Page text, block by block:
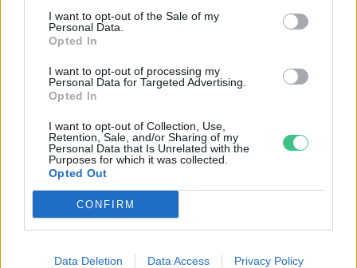
I want to opt-out of the Sale of my
Personal Data.
Opted In
I want to opt-out of processing my
Personal Data for Targeted Advertising.
Opted In
I want to opt-out of Collection, Use,
Retention, Sale, and/or Sharing of my
Personal Data that Is Unrelated with the
Purposes for which it was collected.
Opted Out
CONFIRM
Data Deletion Data Access Privacy Policy
[1] S. Jasechkoet al., “Rapid groundwater decline and some cases of
recovery in aquifers globally,”
2024, doi: 10.1038/s41586-023-06879-8.
Bircher Márton